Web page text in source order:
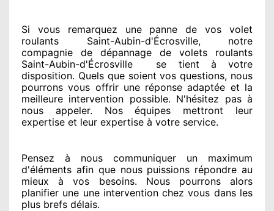
Si vous remarquez une panne de vos volet
roulants Saint-Aubin-d'Écrosville, notre
compagnie de dépannage de volets roulants
Saint-Aubin-d'Écrosville
se tient à votre
disposition. Quels que soient vos questions, nous
pourrons vous offrirune réponse adaptée et la
meilleure intervention possible. N'hésitez pas à
nous appeler. Nos équipes mettront leur
expertise et leur expertise à votre service.
Pensez à nous communiquer un maximum
d'éléments afin que nous puissions répondre au
mieux à vos besoins. Nous pourrons alors
planifier une une intervention chez vous dans les
plus brefs délais.